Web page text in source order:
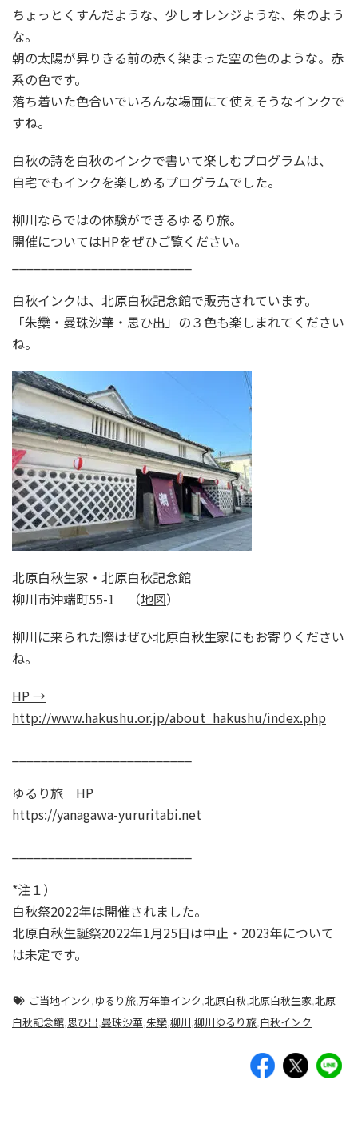
ちょっとくすんだような、少しオレンジような、朱のよう
な。
朝の太陽が昇りきる前の赤く染まった空の色のような。赤
系の色です。
落ち着いた色合いでいろんな場面にて使えそうなインクで
すね。
白秋の詩を白秋のインクで書いて楽しむプログラムは、
自宅でもインクを楽しめるプログラムでした。
柳川ならではの体験ができるゆるり旅。
開催についてはHPをぜひご覧ください。
白秋インクは、北原白秋記念館で販売されています。
「朱欒・曼珠沙華・思ひ出」の３色も楽しまれてください
ね。
北原白秋生家・北原白秋記念館
柳川市沖端町55-1 （地図）
柳川に来られた際はぜひ北原白秋生家にもお寄りください
ね。
HP →
http://www.hakushu.or.jp/about_hakushu/index.php
ゆるり旅 HP
https://yanagawa-yururitabi.net
*注１）
白秋祭2022年は開催されました。
北原白秋生誕祭2022年1月25日は中止・2023年について
は未定です。
-ご当地インク,ゆるり旅,万年筆インク,北原白秋,北原白秋生家,北原
白秋記念館,思ひ出,曼珠沙華,朱欒,柳川,柳川ゆるり旅,白秋インク